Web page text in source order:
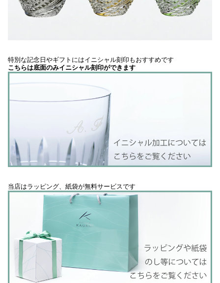
特別な記念日やギフトにはイニシャル刻印もおすすめです
こちらは底面のみイニシャル刻印ができます
当店はラッピング、紙袋が無料サービスです